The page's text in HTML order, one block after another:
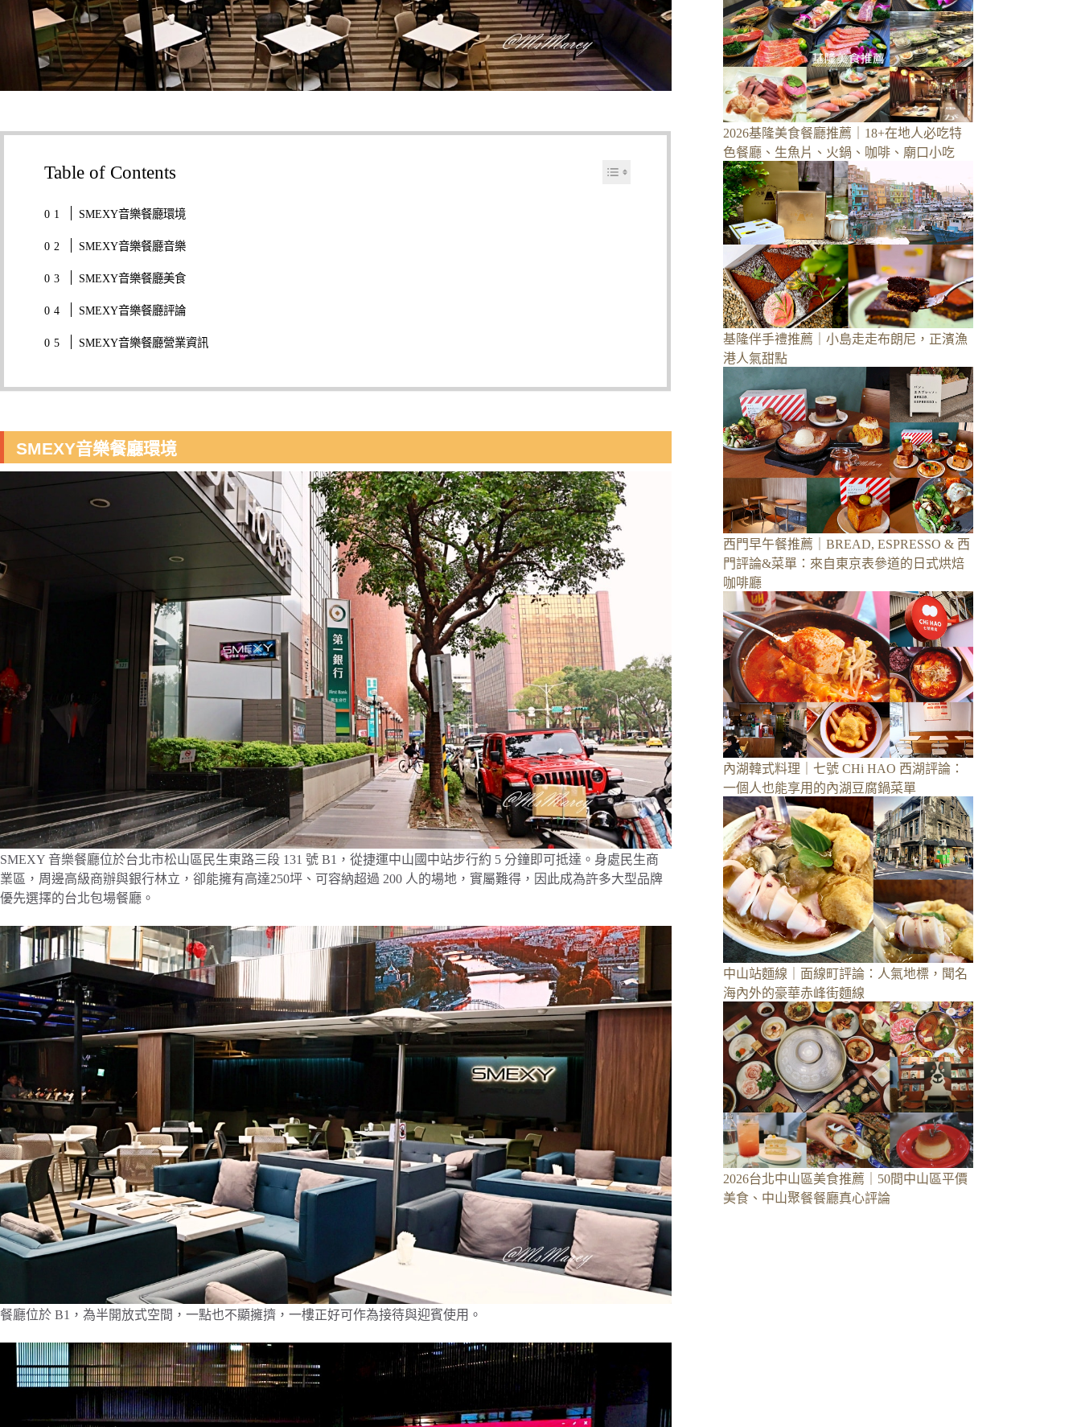
Table of Contents
SMEXY音樂餐廳環境
SMEXY音樂餐廳音樂
SMEXY音樂餐廳美食
SMEXY音樂餐廳評論
SMEXY音樂餐廳營業資訊
SMEXY音樂餐廳環境
SMEXY 音樂餐廳位於台北市松山區民生東路三段 131 號 B1，從捷運中山國中站步行約 5 分鐘即可抵達。身處民生商
業區，周邊高級商辦與銀行林立，卻能擁有高達250坪、可容納超過 200 人的場地，實屬難得，因此成為許多大型品牌
優先選擇的台北包場餐廳。
餐廳位於 B1，為半開放式空間，一點也不顯擁擠，一樓正好可作為接待與迎賓使用。
2026基隆美食餐廳推薦｜18+在地人必吃特
色餐廳、生魚片、火鍋、咖啡、廟口小吃
基隆伴手禮推薦｜小島走走布朗尼，正濱漁
港人氣甜點
西門早午餐推薦｜BREAD, ESPRESSO & 西
門評論&菜單：來自東京表參道的日式烘焙
咖啡廳
內湖韓式料理｜七號 CHi HAO 西湖評論：
一個人也能享用的內湖豆腐鍋菜單
中山站麵線｜面線町評論：人氣地標，聞名
海內外的豪華赤峰街麵線
2026台北中山區美食推薦｜50間中山區平價
美食、中山聚餐餐廳真心評論